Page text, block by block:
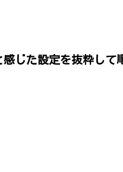
じた設定を抜粋して